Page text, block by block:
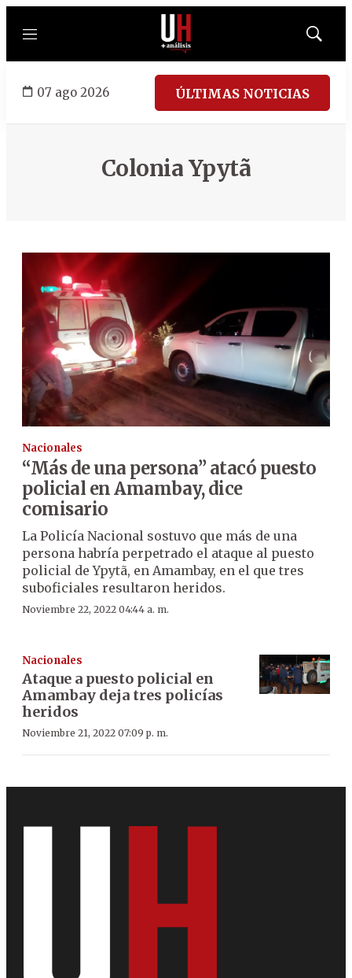
Menú
Mostrar
07 ago 2026 ÚLTIMAS NOTICIAS
Colonia Ypytã
Nacionales
“Más de una persona” atacó puesto
policial en Amambay, dice
comisario
La Policía Nacional sostuvo que más de una
persona habría perpetrado el ataque al puesto
policial de Ypytã, en Amambay, en el que tres
suboficiales resultaron heridos.
Noviembre 22, 2022 04:44 a. m.
Nacionales
Ataque a puesto policial en
Amambay deja tres policías
heridos
Noviembre 21, 2022 07:09 p. m.